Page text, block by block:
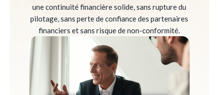
une continuité financière solide, sans rupture du
pilotage, sans perte de confiance des partenaires
financiers et sans risque de non-conformité.